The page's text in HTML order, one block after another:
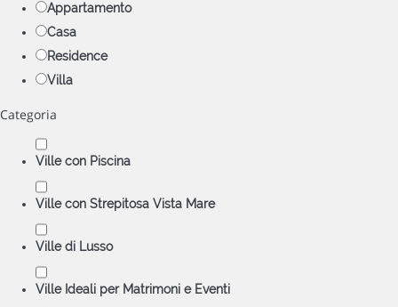
Appartamento
Casa
Residence
Villa
Categoria
Ville con Piscina
Ville con Strepitosa Vista Mare
Ville di Lusso
Ville Ideali per Matrimoni e Eventi